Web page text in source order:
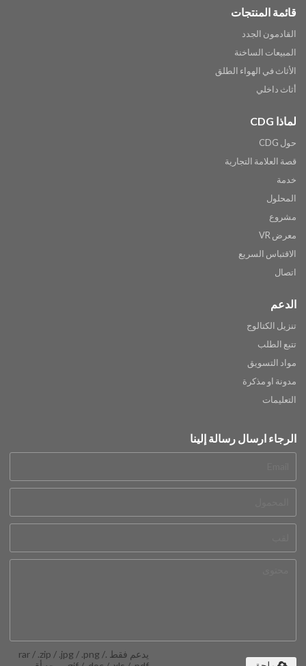
قائمة المنتجات
القادمون الجدد
المبيعات الساخنة
الأثاث في الهواء الطلق
أثاث داخلي
لماذا CDG
حول CDG
قصة العلامة التجارية
خدمة
المحلول
مشروع
معرض VR
الاقتباس السريع
اتصال
الدعم
تنزيل الكتالوج
تتبع الطلب
مواد التسويق
مدونة او مذكرة
التعليمات
الرجاء ارسال رسالة إلينا
يدعم فقط .rar / .zip / .jpg / .png /